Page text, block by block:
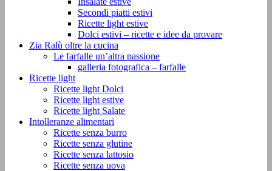
Secondi piatti estivi
Ricette light estive
Dolci estivi – ricette e idee da provare
Zia Ralù oltre la cucina
Le farfalle un’altra passione
galleria fotografica – farfalle
Ricette light
Ricette light Dolci
Ricette light estive
Ricette light Salate
Intolleranze alimentari
Ricette senza burro
Ricette senza glutine
Ricette senza lattosio
Ricette senza uova